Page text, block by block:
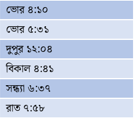
ভোর ৪:১০
ভোর ৫:৩১
দুপুর ১২:০৪
বিকাল ৪:৪১
সন্ধ্যা ৬:৩৭
রাত ৭:৫৮